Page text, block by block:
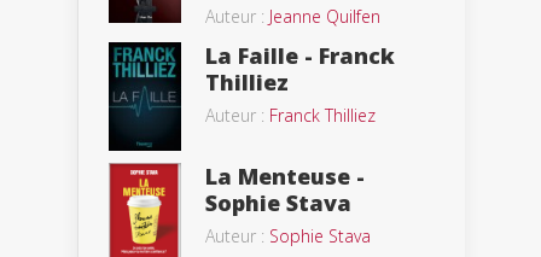
Auteur : Jeanne Quilfen
La Faille - Franck
Thilliez
Auteur : Franck Thilliez
La Menteuse -
Sophie Stava
Auteur : Sophie Stava